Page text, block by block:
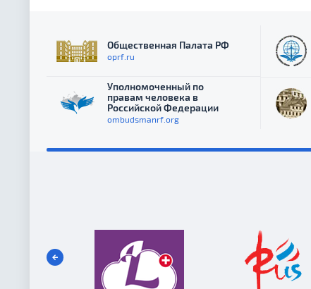
Общественная Палата РФ
oprf.ru
Уполномоченный по
правам человека в
Российской Федерации
ombudsmanrf.org